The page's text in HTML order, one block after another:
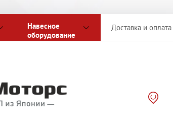
Доставка и оплата
Навесное
оборудование